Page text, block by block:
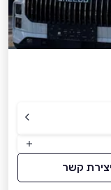
יצירת קשר